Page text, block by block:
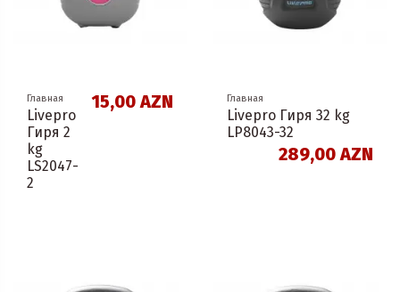
Главная
Livepro
Гиря 2
kg
LS2047-
2
15,00 AZN Главная
Livepro Гиря 32 kg
LP8043-32
289,00 AZN